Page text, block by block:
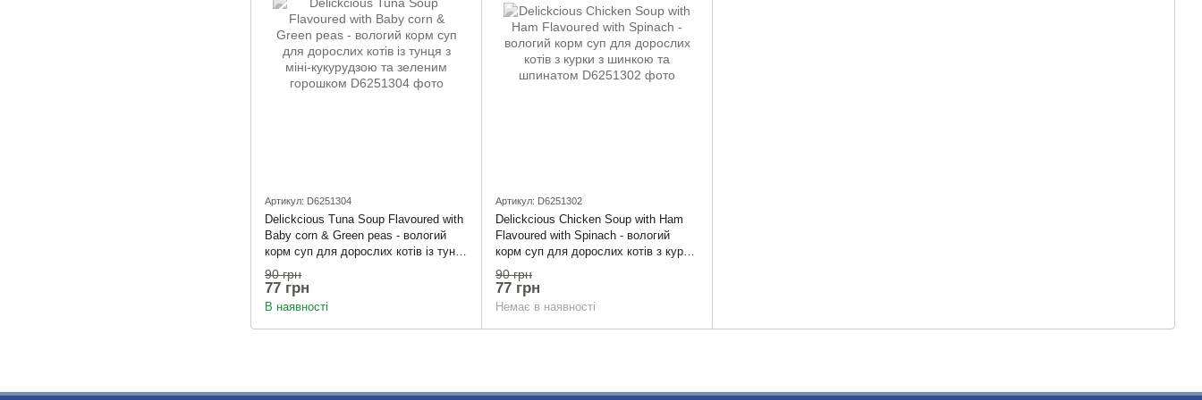
Артикул: D6251304
Delickcious Tuna Soup Flavoured with
Baby corn & Green peas - вологий
корм суп для дорослих котів із тунця
з міні-кукурудзою та зеленим
горошком
90 грн
77 грн
В наявності
Артикул: D6251302
Delickcious Chicken Soup with Ham
Flavoured with Spinach - вологий
корм суп для дорослих котів з курки
з шинкою та шпинатом
90 грн
77 грн
Немає в наявності